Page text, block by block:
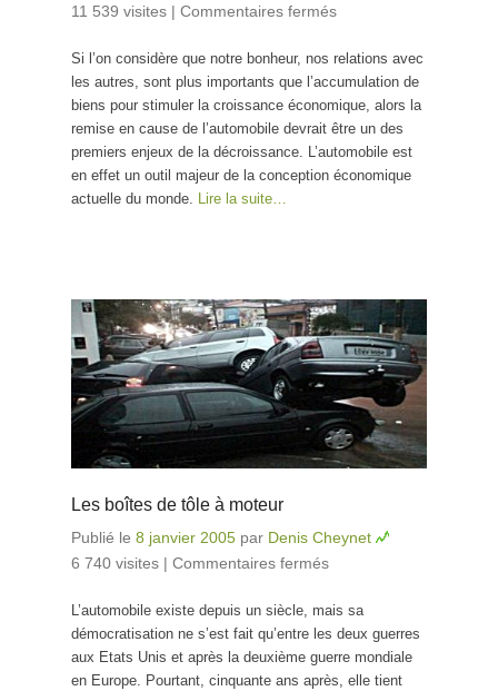
11 539 visites | Commentaires fermés
Si l’on considère que notre bonheur, nos relations avec
les autres, sont plus importants que l’accumulation de
biens pour stimuler la croissance économique, alors la
remise en cause de l’automobile devrait être un des
premiers enjeux de la décroissance. L’automobile est
en effet un outil majeur de la conception économique
actuelle du monde. Lire la suite…
Les boîtes de tôle à moteur
Publié le 8 janvier 2005 par Denis Cheynet
6 740 visites | Commentaires fermés
L’automobile existe depuis un siècle, mais sa
démocratisation ne s’est fait qu’entre les deux guerres
aux Etats Unis et après la deuxième guerre mondiale
en Europe. Pourtant, cinquante ans après, elle tient